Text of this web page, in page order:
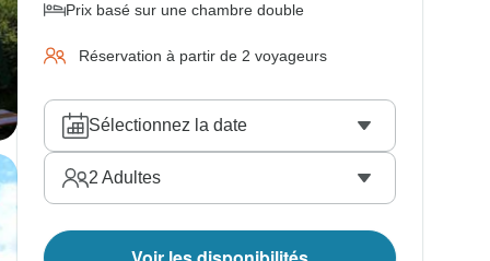
Prix basé sur une chambre double
Réservation à partir de 2 voyageurs
Sélectionnez la date
2 Adultes